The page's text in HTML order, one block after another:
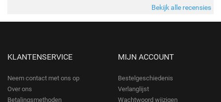
Bekijk alle recensies
KLANTENSERVICE
Neem contact met ons op
Over ons
Betalingsmethoden
MIJN ACCOUNT
Bestelgeschiedenis
Verlanglijst
Wachtwoord wijzigen